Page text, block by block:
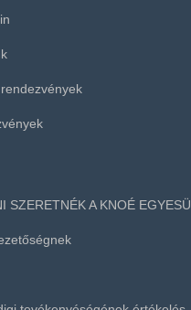
SZERETNÉK A KNOÉ